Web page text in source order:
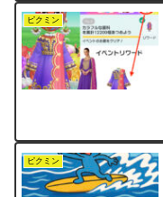
ピクミン
ピクミン